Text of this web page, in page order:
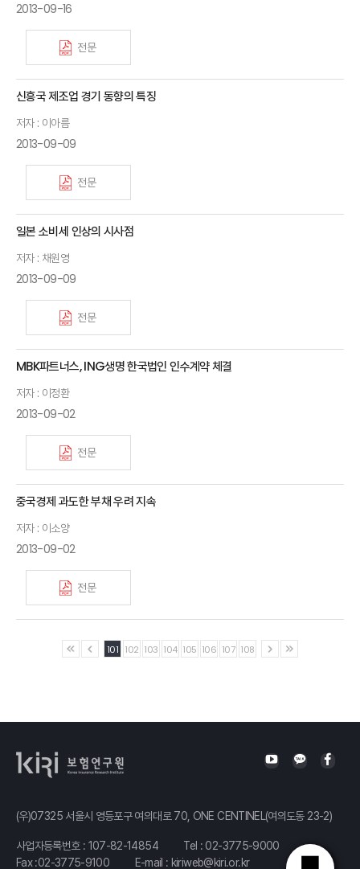
2013-09-16
전문
신흥국 제조업 경기 동향의 특징
저자 : 이아름
2013-09-09
전문
일본 소비세 인상의 시사점
저자 : 채원영
2013-09-09
전문
MBK파트너스, ING생명 한국법인 인수계약 체결
저자 : 이정환
2013-09-02
전문
중국경제 과도한 부채 우려 지속
저자 : 이소양
2013-09-02
전문
101 102 103 104 105 106 107 108
(우)07325 서울시 영등포구 여의대로 70, ONE CENTINEL(여의도동 23-2)
사업자등록번호 : 107-82-14854 Tel : 02-3775-9000
Fax :02-3775-9100
E-mail : kiriweb@kiri.or.kr